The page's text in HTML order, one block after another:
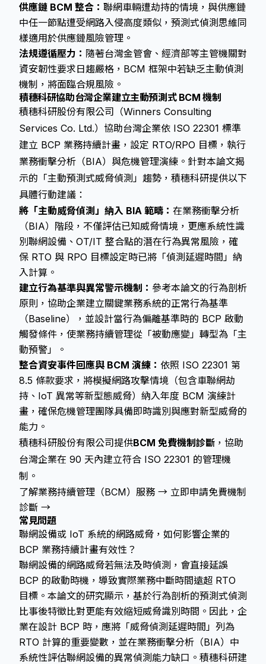
供應鏈 BCM 整合： 聯網車輛遭劫持的情境，與供應鏈
中任一節點遭受網路入侵高度類似，預測式偵測思維同
樣適用於供應鏈風險管理。
法規遵循壓力： 隨著台灣金管會、經濟部等主管機關對
資安韌性要求日趨嚴格，BCM 框架中若缺乏主動偵測
機制，將面臨合規風險。
積穗科研協助台灣企業建立主動預測式 BCM 機制
積穗科研股份有限公司（Winners Consulting
Services Co. Ltd.）協助台灣企業依 ISO 22301 標準
建立 BCP 業務持續計畫，設定 RTO/RPO 目標，執行
業務衝擊分析（BIA）與危機管理演練。針對本論文揭
示的「主動預測式威脅偵測」趨勢，積穗科研提供以下
具體行動建議：
將「主動威脅偵測」納入 BIA 範疇： 在業務衝擊分析
（BIA）階段，不僅評估已知威脅情境，更應系統性識
別聯網設備、OT/IT 整合點的潛在行為異常風險，確
保 RTO 與 RPO 目標設定時已將「偵測延遲時間」納
入計算。
建立行為基準與異常警示機制： 參考本論文的行為剖析
原則，協助企業建立關鍵業務系統的正常行為基準
（Baseline），並設計當行為偏離基準時的 BCP 啟動
觸發條件，使業務持續管理從「被動應變」轉型為「主
動預警」。
整合資安事件回應與 BCM 演練： 依照 ISO 22301 第
8.5 條款要求，將模擬網路攻擊情境（包含車聯網劫
持、IoT 異常等新型態威脅）納入年度 BCM 演練計
畫，確保危機管理團隊具備即時識別與應對新型威脅的
能力。
積穗科研股份有限公司提供BCM 免費機制診斷 ，協助
台灣企業在 90 天內建立符合 ISO 22301 的管理機
制。
了解業務持續管理（BCM）服務 → 立即申請免費機制
診斷 →
常見問題
聯網設備或 IoT 系統的網路威脅，如何影響企業的
BCP 業務持續計畫有效性？
聯網設備的網路威脅若無法及時偵測，會直接延誤
BCP 的啟動時機，導致實際業務中斷時間遠超 RTO
目標。本論文的研究顯示，基於行為剖析的預測式偵測
比事後特徵比對更能有效縮短威脅識別時間。因此，企
業在設計 BCP 時，應將「威脅偵測延遲時間」列為
RTO 計算的重要變數，並在業務衝擊分析（BIA）中
系統性評估聯網設備的異常偵測能力缺口。積穗科研建